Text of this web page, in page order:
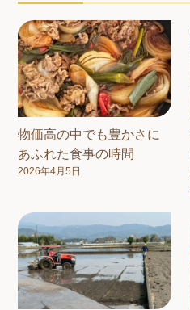
物価高の中でも豊かさに
あふれた食事の時間
2026年4月5日